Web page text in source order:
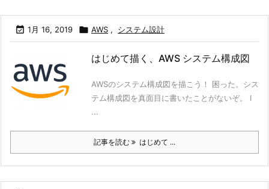
 1月 16, 2019  AWS , システム設計
はじめて描く、AWS システム構成図
AWSのシステム構成図を描こう！ 困った。シス
テム構成図を真面目に書いたことがないぞ。 I
...
記事を読む はじめて ...